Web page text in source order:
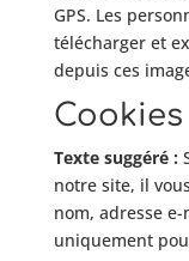
GPS. Les
télécharger et
depuis ces
Cookies
Texte suggéré :
notre site, il
nom, adresse e-
uniquement